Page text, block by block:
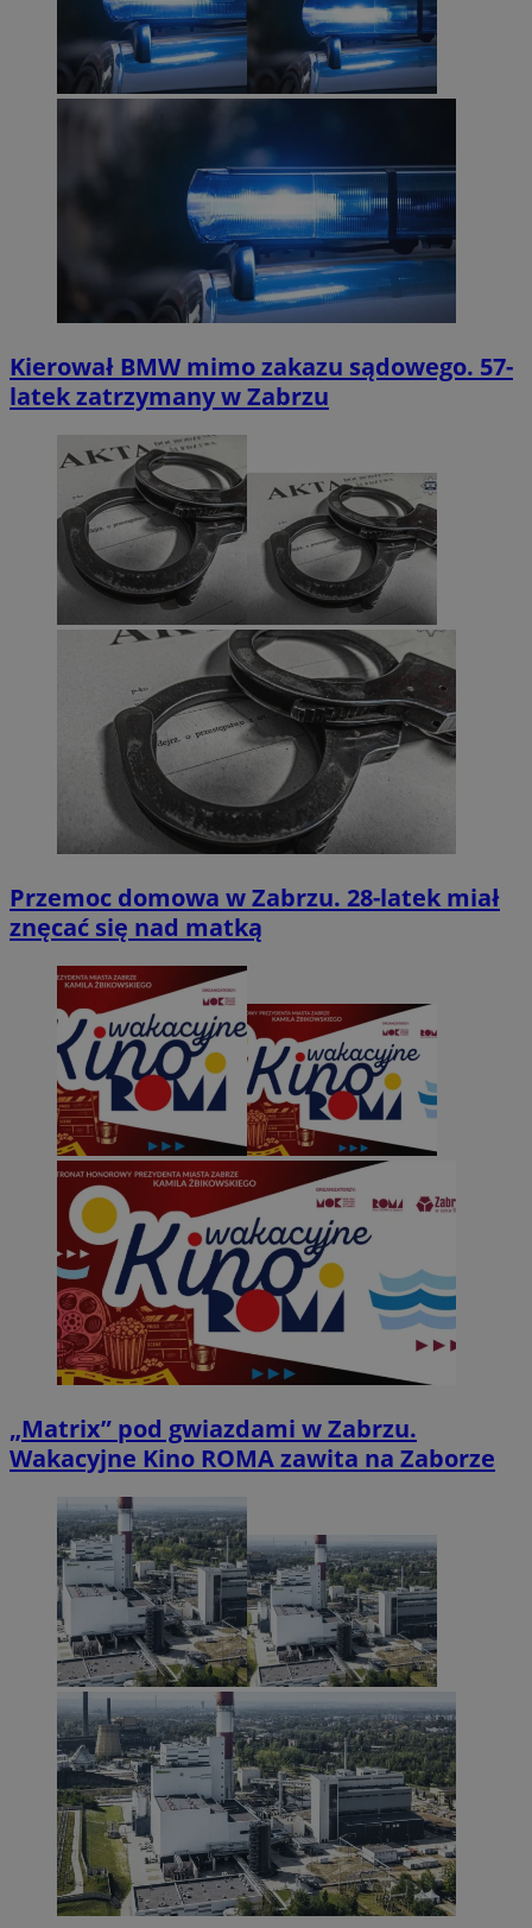
Kierował BMW mimo zakazu sądowego. 57-
latek zatrzymany w Zabrzu
Przemoc domowa w Zabrzu. 28-latek miał
znęcać się nad matką
„Matrix” pod gwiazdami w Zabrzu.
Wakacyjne Kino ROMA zawita na Zaborze